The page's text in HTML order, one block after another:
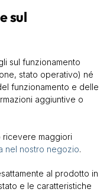
sul
sul funzionamento
stato operativo) né
funzionamento e delle
aggiuntive o
maggiori
nel nostro negozio.
al prodotto in
e le caratteristiche